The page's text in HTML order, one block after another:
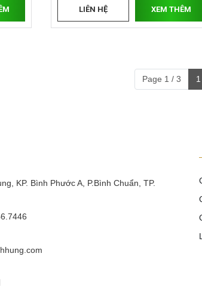
LIÊN HỆ XEM THÊM
Page 1 / 3 1
KP. Bình Phước A, P.Bình Chuẩn, TP.